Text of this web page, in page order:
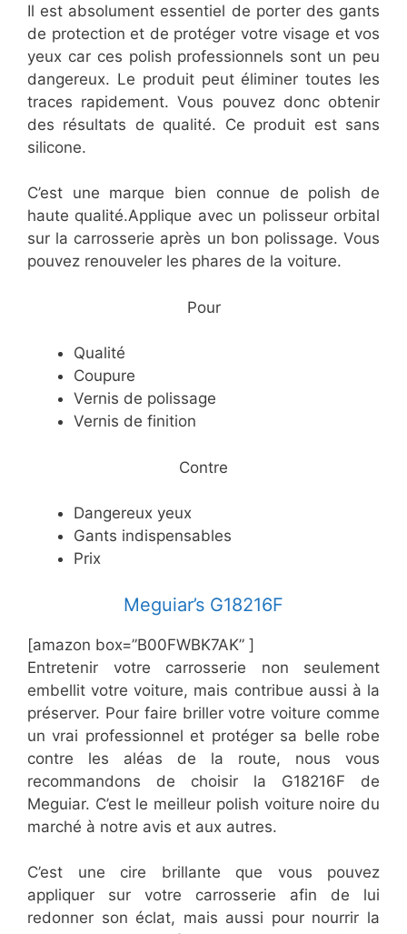
Il est absolument essentiel de porter des gants
de protection et de protéger votre visage et vos
yeux car ces polish professionnels sont un peu
dangereux. Le produit peut éliminer toutes les
traces rapidement. Vous pouvez donc obtenir
des résultats de qualité. Ce produit est sans
silicone.
C’est une marque bien connue de polish de
haute qualité.Applique avec un polisseur orbital
sur la carrosserie après un bon polissage. Vous
pouvez renouveler les phares de la voiture.
​Pour
​Qualité
​Coupure
​Vernis de polissage
​Vernis de finition
​Contre
​Dangereux yeux
​Gants indispensables
​Prix
​Meguiar’s G18216F
[amazon box=”​B00FWBK7AK” ]
Entretenir votre carrosserie non seulement
embellit votre voiture, mais contribue aussi à la
préserver. Pour faire briller votre voiture comme
un vrai professionnel et protéger sa belle robe
contre les aléas de la route, nous vous
recommandons de choisir la G18216F de
Meguiar. C’est le meilleur polish voiture noire du
marché à notre avis et aux autres.
C’est une cire brillante que vous pouvez
appliquer sur votre carrosserie afin de lui
redonner son éclat, mais aussi pour nourrir la